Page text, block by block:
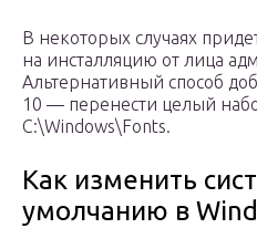
В некоторых случаях
на инсталляцию от лица
Альтернативный способ
10 — перенести целый
C:\Windows\Fonts.
Как изменить
умолчанию в